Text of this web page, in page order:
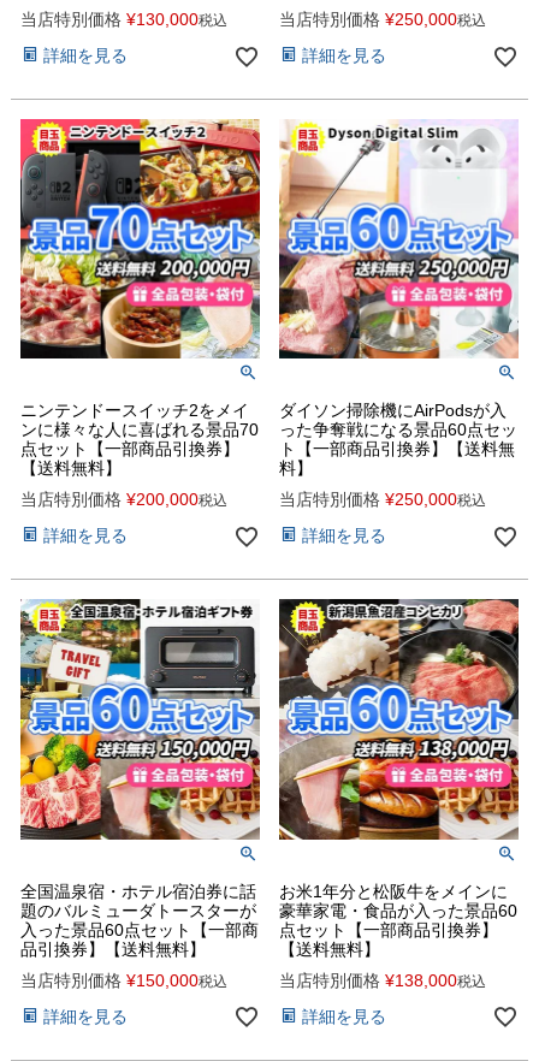
当店特別価格 ¥130,000税込
詳細を見る
当店特別価格 ¥250,000税込
詳細を見る
ニンテンドースイッチ2をメイ
ンに様々な人に喜ばれる景品70
点セット【一部商品引換券】
【送料無料】
当店特別価格 ¥200,000税込
詳細を見る
ダイソン掃除機にAirPodsが入
った争奪戦になる景品60点セッ
ト【一部商品引換券】【送料無
料】
当店特別価格 ¥250,000税込
詳細を見る
全国温泉宿・ホテル宿泊券に話
題のバルミューダトースターが
入った景品60点セット【一部商
品引換券】【送料無料】
当店特別価格 ¥150,000税込
詳細を見る
お米1年分と松阪牛をメインに
豪華家電・食品が入った景品60
点セット【一部商品引換券】
【送料無料】
当店特別価格 ¥138,000税込
詳細を見る